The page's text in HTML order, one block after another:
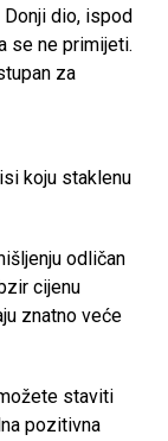
Donji dio, ispod
se ne primijeti.
za
koju staklenu
odličan
cijenu
znatno veće
staviti
pozitivna